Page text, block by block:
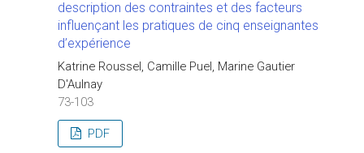
description des contraintes et des facteurs
influençant les pratiques de cinq enseignantes
d’expérience
Katrine Roussel, Camille Puel, Marine Gautier
D'Aulnay
73-103
PDF